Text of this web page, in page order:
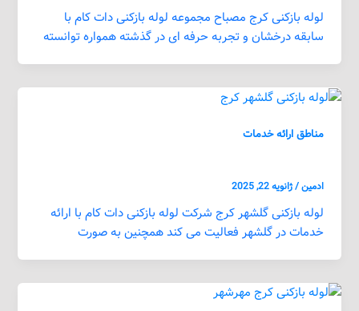
لوله بازکنی کرج مصباح مجموعه لوله بازکنی دات کام با
سابقه درخشان و تجربه حرفه ای در گذشته همواره توانسته
مناطق ارائه خدمات
ادمین/ژانویه 22, 2025
لوله بازکنی گلشهر کرج شرکت لوله بازکنی دات کام با ارائه
خدمات در گلشهر فعالیت می کند همچنین به صورت